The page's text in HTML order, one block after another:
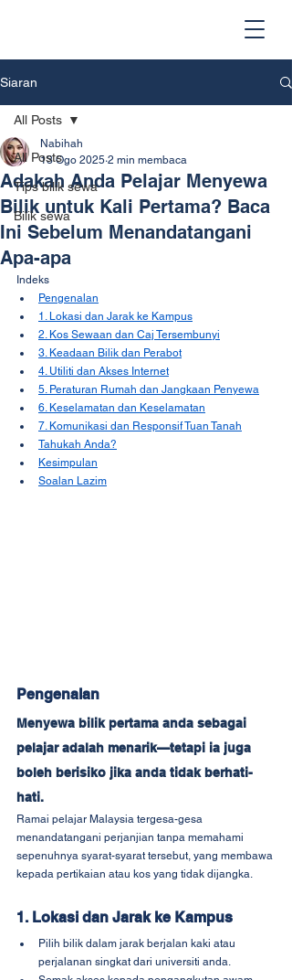
Siaran
All Posts
Tips bilik sewa
Bilik sewa
All Posts
Adakah Anda Pelajar Menyewa
Bilik untuk Kali Pertama? Baca
Ini Sebelum Menandatangani
Apa-apa
Nabihah
13 Ogo 2025 2 min membaca
Indeks
Pengenalan
1. Lokasi dan Jarak ke Kampus
2. Kos Sewaan dan Caj Tersembunyi
3. Keadaan Bilik dan Perabot
4. Utiliti dan Akses Internet
5. Peraturan Rumah dan Jangkaan Penyewa
6. Keselamatan dan Keselamatan
7. Komunikasi dan Responsif Tuan Tanah
Tahukah Anda?
Kesimpulan
Soalan Lazim
Pengenalan
Menyewa bilik pertama anda sebagai
pelajar adalah menarik—tetapi ia juga
boleh berisiko jika anda tidak berhati-
hati.
Ramai pelajar Malaysia tergesa-gesa
menandatangani perjanjian tanpa memahami
sepenuhnya syarat-syarat tersebut, yang membawa
kepada pertikaian atau kos yang tidak dijangka.
1. Lokasi dan Jarak ke Kampus
Pilih bilik dalam jarak berjalan kaki atau
perjalanan singkat dari universiti anda.